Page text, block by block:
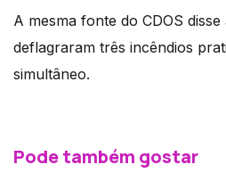
A mesma fonte do CDOS
deflagraram três incêndios
simultâneo.
Pode também gostar